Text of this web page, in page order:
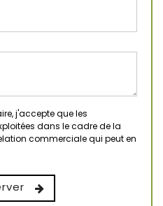
j'accepte que les
dans le cadre de la
commerciale qui peut en